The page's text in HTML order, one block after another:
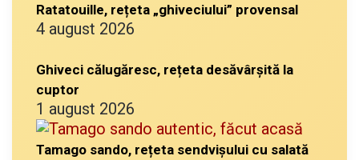
Ratatouille, rețeta „ghiveciului” provensal
4 august 2026
Ghiveci călugăresc, rețeta desăvârșită la
cuptor
1 august 2026
Tamago sando, rețeta sendvișului cu salată